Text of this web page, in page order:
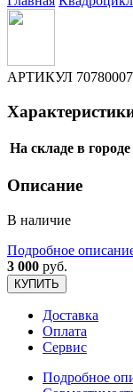
АРТИКУЛ
На складе в городе
Описание
В наличие
Подробное
3 000 руб.
КУПИТЬ
Доставка
Оплата
Сервис
Подробное